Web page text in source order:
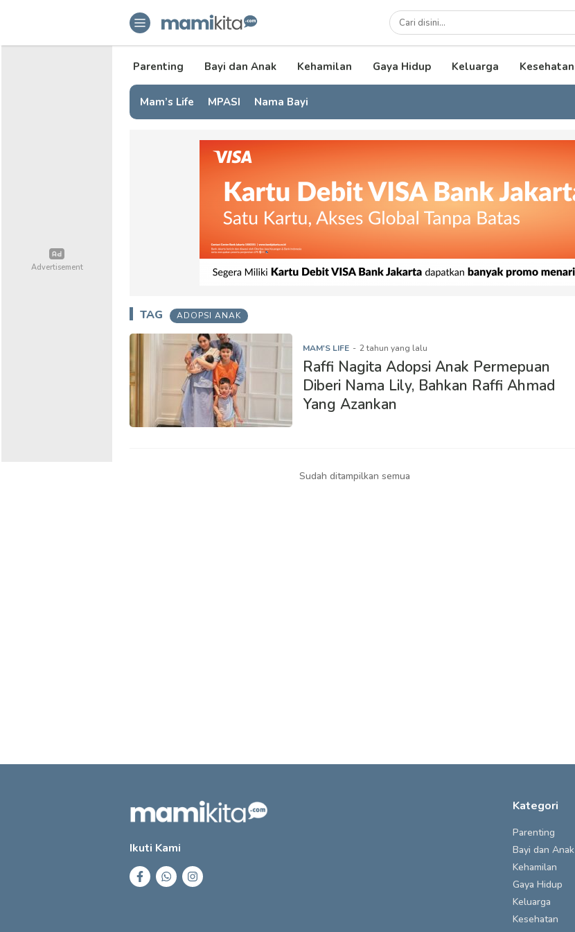
mamikita.com
Informasi Parenting untuk Mami Milenial
Parenting Bayi dan Anak Kehamilan Gaya Hidup Keluarga Kesehatan
Mam’s Life MPASI Nama Bayi
TAG ADOPSI ANAK
MAM'S LIFE - 2 tahun yang lalu
Raffi Nagita Adopsi Anak Permepuan
Diberi Nama Lily, Bahkan Raffi Ahmad
Yang Azankan
Sudah ditampilkan semua
Ikuti Kami
Kategori
Parenting
Bayi dan Anak
Kehamilan
Gaya Hidup
Keluarga
Kesehatan